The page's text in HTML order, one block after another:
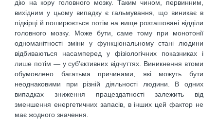
дію на кору головного мозку. Таким чином, первинним,
вихідним у цьому випадку є гальмування, що виникає в
підкірці й поширюється потім на вище розташовані відділи
головного мозку. Може бути, саме тому при монотонії
одноманітності зміни у функціональному стані людини
відбиваються насамперед у фізіологічних показниках і
лише потім — у суб’єктивних відчуттях. Виникнення втоми
обумовлено багатьма причинами, які можуть бути
неоднаковими при різній діяльності людини. В одних
випадках зниження працездатності залежить від
зменшення енергетичних запасів, в інших цей фактор не
має жодного значення.